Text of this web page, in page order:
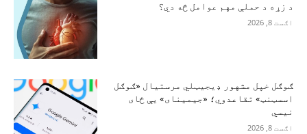
د زړه د حملې مهم عوامل څه دي؟
اګست 8, 2026
ګوګل خپل مشهور ډیجیټلي مرستیال «ګوګل
اسسټنټ» تقاعدوي؛ «جیمینای» یې ځای
نیسي
اګست 8, 2026